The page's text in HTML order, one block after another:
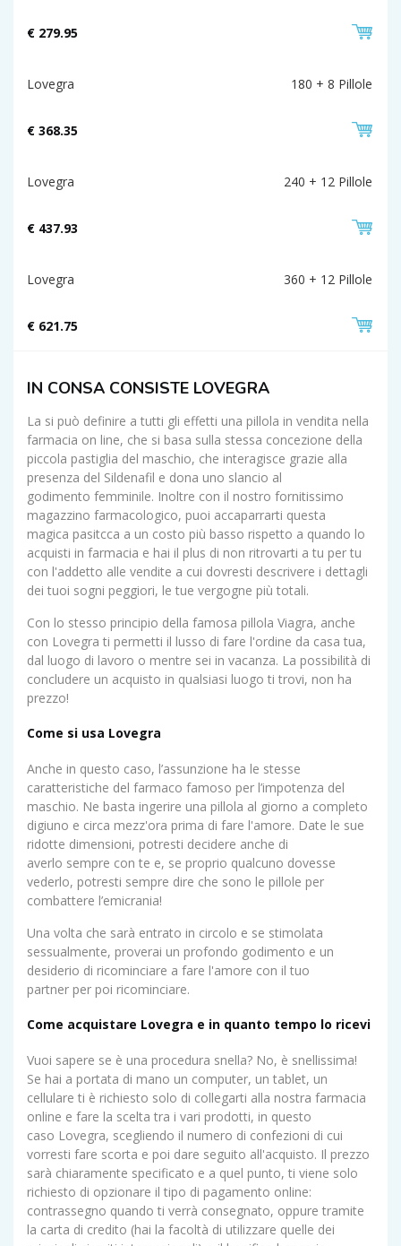
€ 279.95
Lovegra 180 + 8 Pillole
€ 368.35
Lovegra 240 + 12 Pillole
€ 437.93
Lovegra 360 + 12 Pillole
€ 621.75
IN CONSA CONSISTE LOVEGRA
La si può definire a tutti gli effetti una pillola in vendita nella
farmacia on line, che si basa sulla stessa concezione della
piccola pastiglia del maschio, che interagisce grazie alla
presenza del Sildenafil e dona uno slancio al
godimento femminile. Inoltre con il nostro fornitissimo
magazzino farmacologico, puoi accaparrarti questa
magica pasitcca a un costo più basso rispetto a quando lo
acquisti in farmacia e hai il plus di non ritrovarti a tu per tu
con l'addetto alle vendite a cui dovresti descrivere i dettagli
dei tuoi sogni peggiori, le tue vergogne più totali.
Con lo stesso principio della famosa pillola Viagra, anche
con Lovegra ti permetti il lusso di fare l'ordine da casa tua,
dal luogo di lavoro o mentre sei in vacanza. La possibilità di
concludere un acquisto in qualsiasi luogo ti trovi, non ha
prezzo!
Come si usa Lovegra
Anche in questo caso, l’assunzione ha le stesse
caratteristiche del farmaco famoso per l’impotenza del
maschio. Ne basta ingerire una pillola al giorno a completo
digiuno e circa mezz'ora prima di fare l'amore. Date le sue
ridotte dimensioni, potresti decidere anche di
averlo sempre con te e, se proprio qualcuno dovesse
vederlo, potresti sempre dire che sono le pillole per
combattere l’emicrania!
Una volta che sarà entrato in circolo e se stimolata
sessualmente, proverai un profondo godimento e un
desiderio di ricominciare a fare l'amore con il tuo
partner per poi ricominciare.
Come acquistare Lovegra e in quanto tempo lo ricevi
Vuoi sapere se è una procedura snella? No, è snellissima!
Se hai a portata di mano un computer, un tablet, un
cellulare ti è richiesto solo di collegarti alla nostra farmacia
online e fare la scelta tra i vari prodotti, in questo
caso Lovegra, scegliendo il numero di confezioni di cui
vorresti fare scorta e poi dare seguito all'acquisto. Il prezzo
sarà chiaramente specificato e a quel punto, ti viene solo
richiesto di opzionare il tipo di pagamento online:
contrassegno quando ti verrà consegnato, oppure tramite
la carta di credito (hai la facoltà di utilizzare quelle dei